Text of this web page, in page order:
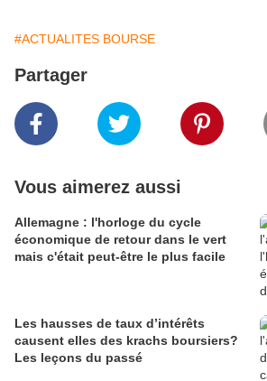
#ACTUALITES BOURSE
Partager
Vous aimerez aussi
Allemagne : l'horloge du cycle
économique de retour dans le vert
mais c'était peut-être le plus facile
Les hausses de taux d’intérêts
causent elles des krachs boursiers?
Les leçons du passé